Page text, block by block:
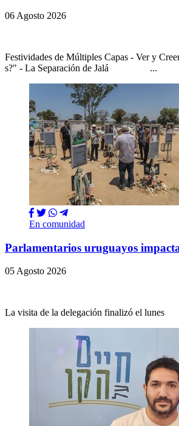
06 Agosto 2026
Festividades de Múltiples Capas - Ver y
s?" - La Separación de Jalá ...
En comunidad
Parlamentarios uruguayos
05 Agosto 2026
La visita de la delegación finalizó el lunes